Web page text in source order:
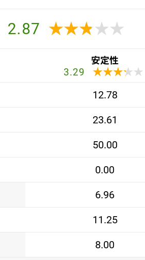
2.87 ★★★★★
★★★★★
安定性
3.29 ★★★★★
★★★★★
12.78
23.61
50.00
0.00
6.96
11.25
8.00